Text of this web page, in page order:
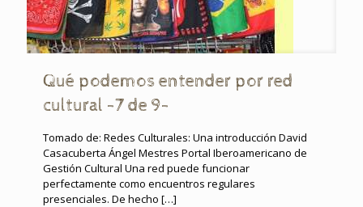
Qué podemos entender por red
cultural -7 de 9-
Tomado de: Redes Culturales: Una introducción David
Casacuberta Ángel Mestres Portal Iberoamericano de
Gestión Cultural Una red puede funcionar
perfectamente como encuentros regulares
presenciales. De hecho […]